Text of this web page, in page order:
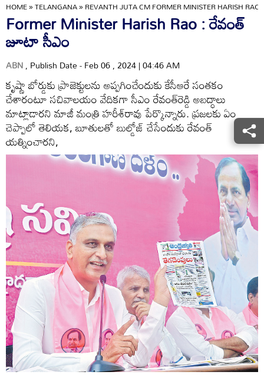
HOME»TELANGANA»REVANTH JUTA CM FORMER MINISTER HARISH RAO
Former Minister Harish Rao : రేవంత్‌
జూటా సీఎం
ABN, Publish Date - Feb 06 , 2024 | 04:46 AM
కృష్ణా బోర్డుకు ప్రాజెక్టులను అప్పగించేందుకు కేసీఆరే సంతకం
చేశారంటూ సచివాలయం వేదికగా సీఎం రేవంత్‌రెడ్డి అబద్ధాలు
మాట్లాడారని మాజీ మంత్రి హరీశ్‌రావు పేర్కొన్నారు. ప్రజలకు ఏం
చెప్పాలో తెలియక, బూతులతో బుల్డోజ్‌ చేసేందుకు రేవంత్‌
యత్నించారని,